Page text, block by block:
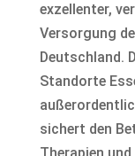
exzellenter,
Versorgung
Deutschland.
Standorte
sichert den